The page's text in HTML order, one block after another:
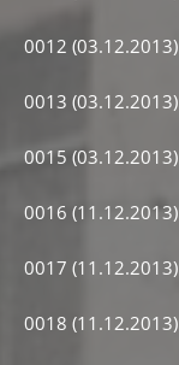
0012 (03.12.2013)
0013 (03.12.2013)
0015 (03.12.2013)
0016 (11.12.2013)
0017 (11.12.2013)
0018 (11.12.2013)